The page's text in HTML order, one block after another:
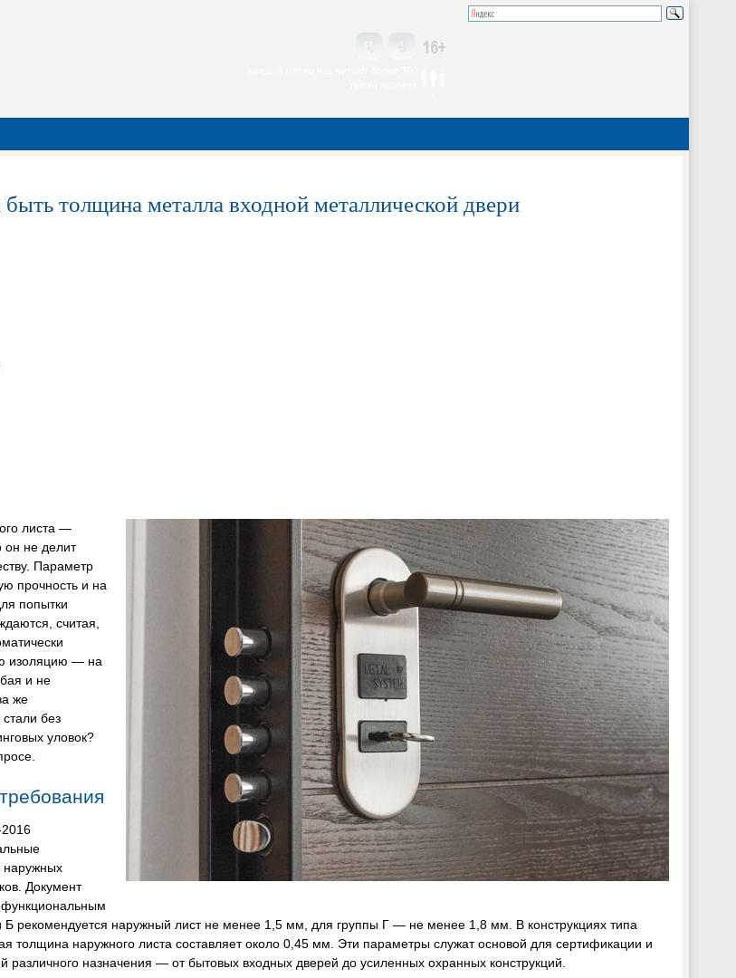
толщина металла входной металлической двери
листа —
он не делит
Параметр
прочность и на
попытки
считая,
изоляцию — на
и не
же
без
уловок?
наружных
Документ
функциональным
Б рекомендуется наружный лист не менее 1,5 мм, для группы Г — не менее 1,8 мм. В конструкциях типа
толщина наружного листа составляет около 0,45 мм. Эти параметры служат основой для сертификации и
различного назначения — от бытовых входных дверей до усиленных охранных конструкций.